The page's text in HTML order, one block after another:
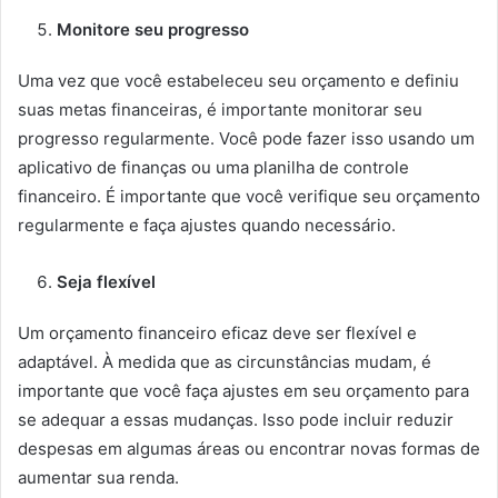
Monitore seu progresso
Uma vez que você estabeleceu seu orçamento e definiu
suas metas financeiras, é importante monitorar seu
progresso regularmente. Você pode fazer isso usando um
aplicativo de finanças ou uma planilha de controle
financeiro. É importante que você verifique seu orçamento
regularmente e faça ajustes quando necessário.
Seja flexível
Um orçamento financeiro eficaz deve ser flexível e
adaptável. À medida que as circunstâncias mudam, é
importante que você faça ajustes em seu orçamento para
se adequar a essas mudanças. Isso pode incluir reduzir
despesas em algumas áreas ou encontrar novas formas de
aumentar sua renda.